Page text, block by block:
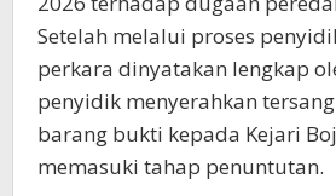
Setelah melalui proses
perkara dinyatakan lengkap
penyidik menyerahkan
barang bukti kepada Kejari
memasuki tahap penuntutan.